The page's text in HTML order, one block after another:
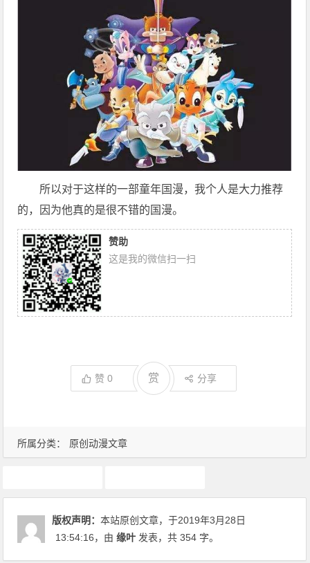
所属分类： 原创动漫文章
所以​对于这样的一部童年国漫，我个人是大力推荐
的，因为他真的是很不错的国漫。
赞助
这是我的微信扫一扫
赞0 赏 分享
版权声明：本站原创文章，于2019年3月28日
13:54:16，由缘叶 发表，共 354 字。